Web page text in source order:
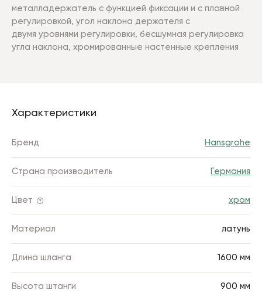
металладержатель с функцией фиксации и с плавной
регулировкой, угол наклона держателя с
двумя уровнями регулировки, бесшумная регулировка
угла наклона, хромированные настенные крепления
Характеристики
Бренд Hansgrohe
Страна производитель Германия
Цвет хром
Материал латунь
Длина шланга 1600 мм
Высота штанги 900 мм